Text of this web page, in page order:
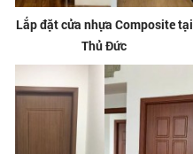
Lắp đặt cửa nhựa Composite tại
Thủ Đức